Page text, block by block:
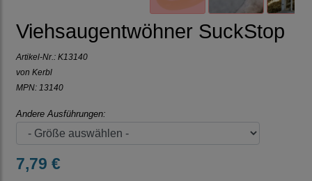
Viehsaugentwöhner SuckStop
Artikel-Nr.: K13140
von Kerbl
MPN: 13140
Andere Ausführungen:
7,79 €